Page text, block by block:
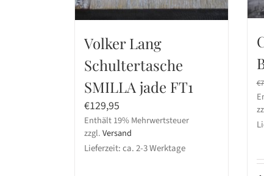
Volker Lang
Schultertasche
SMILLA jade FT1
€129,95
Enthält 19% Mehrwertsteuer
zzgl.Versand
Lieferzeit: ca. 2-3 Werktage
€